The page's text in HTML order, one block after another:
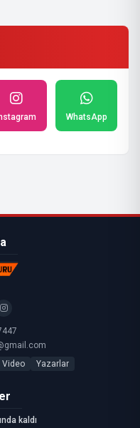
WhatsApp
Video Yazarlar
kaldı